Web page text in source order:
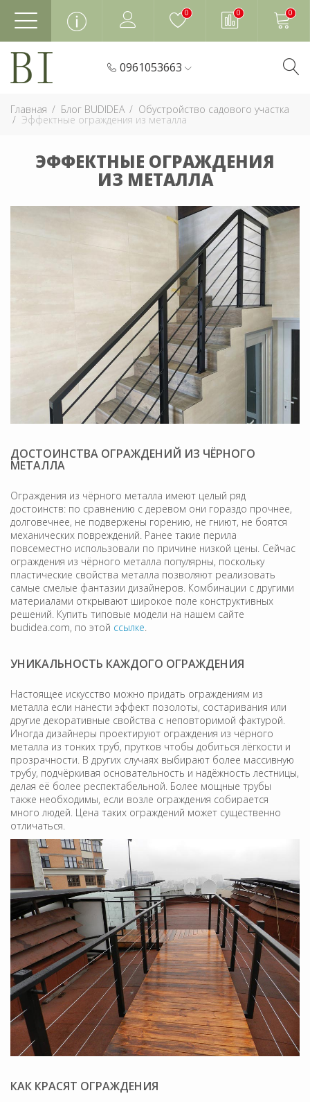
0 0 0
0961053663
Главная Блог BUDIDEA Обустройство садового участка
Эффектные ограждения из металла
ЭФФЕКТНЫЕ ОГРАЖДЕНИЯ
ИЗ МЕТАЛЛА
ДОСТОИНСТВА ОГРАЖДЕНИЙ ИЗ ЧЁРНОГО
МЕТАЛЛА
Ограждения из чёрного металла имеют целый ряд
достоинств: по сравнению с деревом они гораздо прочнее,
долговечнее, не подвержены горению, не гниют, не боятся
механических повреждений. Ранее такие перила
повсеместно использовали по причине низкой цены. Сейчас
ограждения из чёрного металла популярны, поскольку
пластические свойства металла позволяют реализовать
самые смелые фантазии дизайнеров. Комбинации с другими
материалами открывают широкое поле конструктивных
решений. Купить типовые модели на нашем сайте
budidea.com, по этой ссылке
УНИКАЛЬНОСТЬ КАЖДОГО ОГРАЖДЕНИЯ
Настоящее искусство можно придать ограждениям из
металла если нанести эффект позолоты, состаривания или
другие декоративные свойства с неповторимой фактурой.
Иногда дизайнеры проектируют ограждения из чёрного
металла из тонких труб, прутков чтобы добиться лёгкости и
прозрачности. В других случаях выбирают более массивную
трубу, подчёркивая основательность и надёжность лестницы,
делая её более респектабельной. Более мощные трубы
также необходимы, если возле ограждения собирается
много людей. Цена таких ограждений может существенно
отличаться.
КАК КРАСЯТ ОГРАЖДЕНИЯ